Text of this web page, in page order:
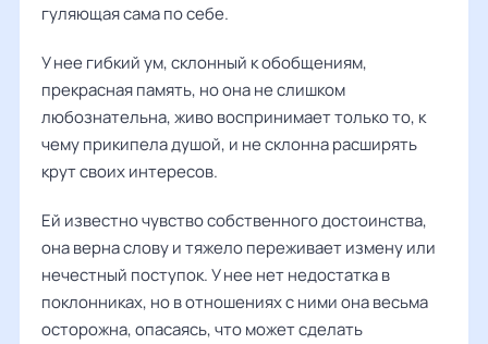
гуляющая сама по себе.
У нее гибкий ум, склонный к обобщениям,
прекрасная память, но она не слишком
любознательна, живо воспринимает только то, к
чему прикипела душой, и не склонна расширять
крут своих интересов.
Ей известно чувство собственного достоинства,
она верна слову и тяжело переживает измену или
нечестный поступок. У нее нет недостатка в
поклонниках, но в отношениях с ними она весьма
осторожна, опасаясь, что может сделать